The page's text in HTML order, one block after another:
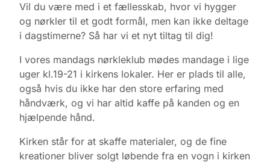
Vil du være med i et fællesskab, hvor vi hygger
og nørkler til et godt formål, men kan ikke deltage
i dagstimerne? Så har vi et nyt tiltag til dig!
I vores mandags nørkleklub mødes mandage i lige
uger kl.19-21 i kirkens lokaler. Her er plads til alle,
også hvis du ikke har den store erfaring med
håndværk, og vi har altid kaffe på kanden og en
hjælpende hånd.
Kirken står for at skaffe materialer, og de fine
kreationer bliver solgt løbende fra en vogn i kirken